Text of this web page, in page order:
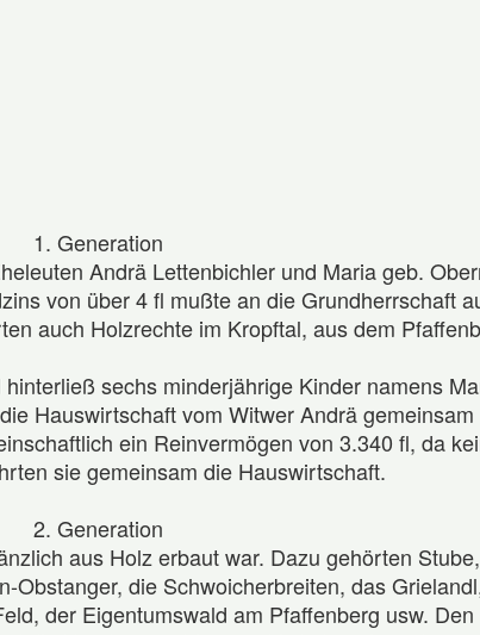
1. Generation
Andrä Lettenbichler und Maria geb.
von über 4 fl mußte an die Grundherrschaft
auch Holzrechte im Kropftal, aus dem
sechs minderjährige Kinder namens
Hauswirtschaft vom Witwer Andrä
ein Reinvermögen von 3.340 fl, da
sie gemeinsam die Hauswirtschaft.
2. Generation
aus Holz erbaut war. Dazu gehörten
die Schwoicherbreiten, das
der Eigentumswald am Pfaffenberg usw.